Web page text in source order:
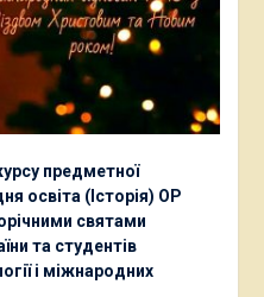
предметної
освіта (Історія) ОР
святами
та студентів
і міжнародних